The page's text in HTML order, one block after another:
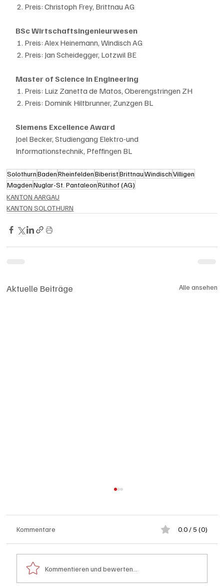
2. Preis: Christoph Frey, Brittnau AG
BSc Wirtschaftsingenieurwesen
1. Preis: Alex Heinemann, Windisch AG
2. Preis: Jan Scheidegger, Lotzwil BE
Master of Science in Engineering
1. Preis: Luiz Zanetta de Matos, Oberengstringen ZH
2. Preis: Dominik Hiltbrunner, Zunzgen BL
Siemens Excellence Award
Joel Becker, Studiengang Elektro-und
Informationstechnik, Pfeffingen BL
Solothurn Baden Rheinfelden BiberistBrittnau Windisch Villigen
Magden Nuglar-St. Pantaleon Rütihof (AG)
KANTON AARGAU
KANTON SOLOTHURN
Aktuelle Beiträge Alle ansehen
Kommentare 0.0 / 5 (0)
Kommentieren und bewerten...